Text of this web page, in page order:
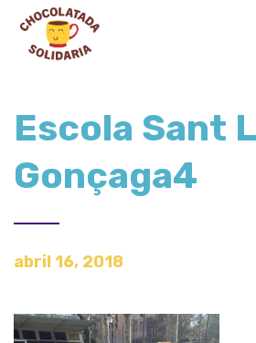
Escola Sant
Gonçaga4
abril 16, 2018